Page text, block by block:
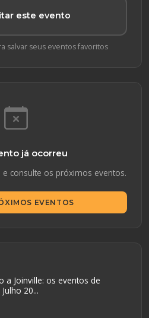
este evento
salvar seus eventos favoritos
já ocorreu
consulte os próximos eventos.
EVENTOS
a Joinville: os eventos de
20...